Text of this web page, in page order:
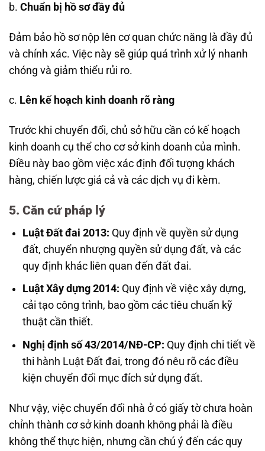
b. Chuẩn bị hồ sơ đầy đủ
Đảm bảo hồ sơ nộp lên cơ quan chức năng là đầy đủ
và chính xác. Việc này sẽ giúp quá trình xử lý nhanh
chóng và giảm thiểu rủi ro.
c. Lên kế hoạch kinh doanh rõ ràng
Trước khi chuyển đổi, chủ sở hữu cần có kế hoạch
kinh doanh cụ thể cho cơ sở kinh doanh của mình.
Điều này bao gồm việc xác định đối tượng khách
hàng, chiến lược giá cả và các dịch vụ đi kèm.
5. Căn cứ pháp lý
Luật Đất đai 2013: Quy định về quyền sử dụng
đất, chuyển nhượng quyền sử dụng đất, và các
quy định khác liên quan đến đất đai.
Luật Xây dựng 2014: Quy định về việc xây dựng,
cải tạo công trình, bao gồm các tiêu chuẩn kỹ
thuật cần thiết.
Nghị định số 43/2014/NĐ-CP: Quy định chi tiết về
thi hành Luật Đất đai, trong đó nêu rõ các điều
kiện chuyển đổi mục đích sử dụng đất.
Như vậy, việc chuyển đổi nhà ở có giấy tờ chưa hoàn
chỉnh thành cơ sở kinh doanh không phải là điều
không thể thực hiện, nhưng cần chú ý đến các quy